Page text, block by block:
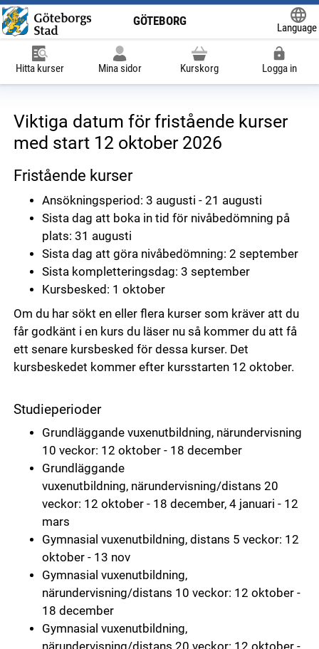
GÖTEBORG
Language
Hitta kurser Mina sidor Kurskorg Logga in
Viktiga datum för fristående kurser
med start 12 oktober 2026
Fristående kurser
Ansökningsperiod: 3 augusti - 21 augusti
Sista dag att boka in tid för nivåbedömning på
plats: 31 augusti
Sista dag att göra nivåbedömning: 2 september
Sista kompletteringsdag: 3 september
Kursbesked: 1 oktober
Om du har sökt en eller flera kurser som kräver att du
får godkänt i en kurs du läser nu så kommer du att få
ett senare kursbesked för dessa kurser. Det
kursbeskedet kommer efter kursstarten 12 oktober.
Studieperioder
Grundläggande vuxenutbildning, närundervisning
10 veckor: 12 oktober - 18 december
Grundläggande
vuxenutbildning, närundervisning/distans 20
veckor: 12 oktober - 18 december, 4 januari - 12
mars
Gymnasial vuxenutbildning, distans 5 veckor: 12
oktober - 13 nov
Gymnasial vuxenutbildning,
närundervisning/distans 10 veckor: 12 oktober -
18 december
Gymnasial vuxenutbildning,